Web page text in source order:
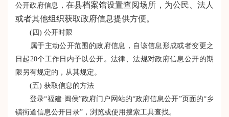
公开政府信息， 在县档案馆设置查阅场所， 为公民、法人
或者其他组织获取政府信息提供方便。
(四) 公开时限
属于主动公开范围的政府信息，自该信息形成或者变更之
日起20个工作日内予以公开。法律、法规对政府信息公开的期
限另有规定的，从其规定。
(五) 获取信息的方法
登录“福建·闽侯”政府门户网站的“政府信息公开”页面的“乡
镇街道信息公开目录”，浏览或使用搜索工具查找。